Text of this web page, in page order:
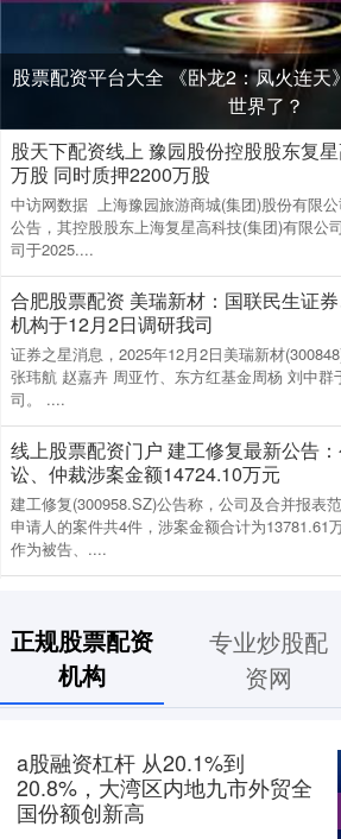
股票配资平台大全 《卧龙2：凤火连天
世界了？
股天下配资线上 豫园股份控股股东复
万股 同时质押2200万股
中访网数据 上海豫园旅游商城(集团)股份有限
公告，其控股股东上海复星高科技(集团)有限公
司于2025....
合肥股票配资 美瑞新材：国联民生证
机构于12月2日调研我司
证券之星消息，2025年12月2日美瑞新材
张玮航 赵嘉卉 周亚竹、东方红基金周杨 刘中群
司。 ....
线上股票配资门户 建工修复最新公告
讼、仲裁涉案金额14724.10万元
建工修复(300958.SZ)公告称，公司及合并报表
申请人的案件共4件，涉案金额合计为13781.61
作为被告、....
正规股票配资
机构
专业炒股配
资网
a股融资杠杆 从20.1%到
20.8%，大湾区内地九市外贸全
国份额创新高